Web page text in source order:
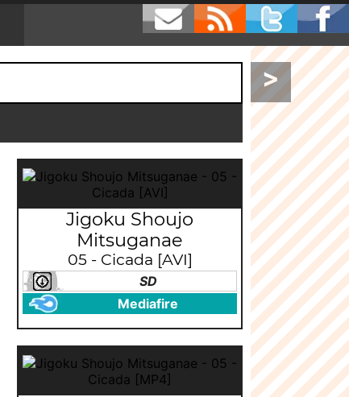
>
Jigoku Shoujo
Mitsuganae
05 - Cicada [AVI]
SD
Mediafire